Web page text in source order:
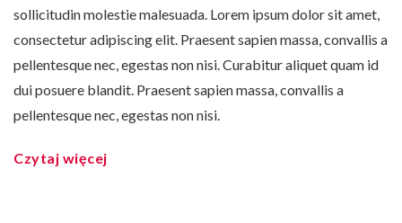
sollicitudin molestie malesuada. Lorem ipsum dolor sit amet,
consectetur adipiscing elit. Praesent sapien massa, convallis a
pellentesque nec, egestas non nisi. Curabitur aliquet quam id
dui posuere blandit. Praesent sapien massa, convallis a
pellentesque nec, egestas non nisi.
Czytaj więcej